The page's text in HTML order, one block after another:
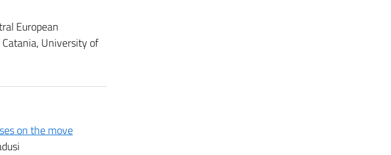
European
University of
on the move